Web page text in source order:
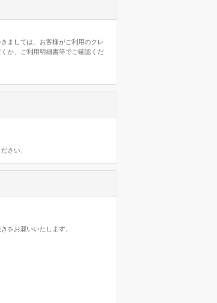
ましては、お客様がご利用のクレ
か、ご利用明細書等でご確認くだ
さい。
をお願いいたします。